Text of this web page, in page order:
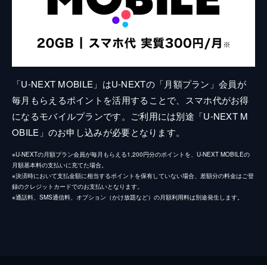
「U-NEXT MOBILE」はU-NEXTの「月額プラン」会員が
毎月もらえるポイントを活用することで、スマホ代がお得
になるモバイルプランです。ご利用には別途「U-NEXT M
OBILE」のお申し込みが必要となります。
※U-NEXTの月額プラン会員が毎月もらえる1,200円分のポイントを、U-NEXT MOBILEの
月額基本料の支払いに充てた場合。
※決済時において支払金額に相当するポイントを保有していない場合、差額分の料金はご登
録のクレジットカードでのお支払いとなります。
※通話料、SMS通信料、オプション（かけ放題など）の月額利用料は別途発生します。